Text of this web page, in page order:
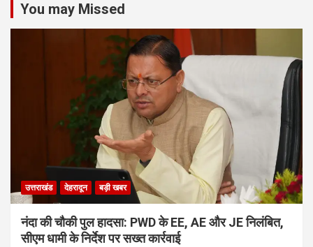
You may Missed
उत्तराखंड देहरादून बड़ी खबर
नंदा की चौकी पुल हादसा: PWD के EE, AE और JE निलंबित,
सीएम धामी के निर्देश पर सख्त कार्रवाई